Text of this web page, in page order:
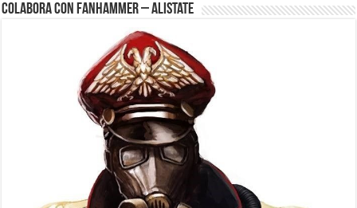
Colabora con FanHammer – Alistate